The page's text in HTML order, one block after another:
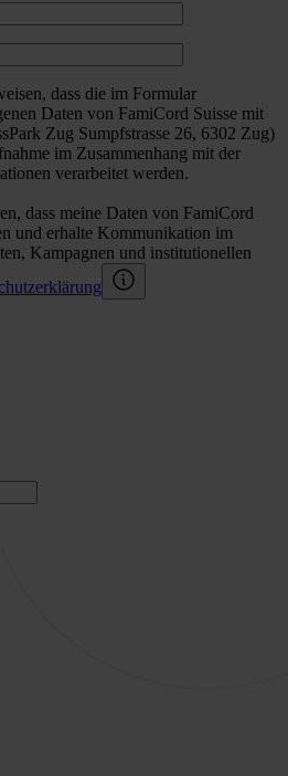
dass die im Formular
Daten von FamiCord Suisse mit
Zug Sumpfstrasse 26, 6302 Zug)
im Zusammenhang mit der
verarbeitet werden.
dass meine Daten von FamiCord
und erhalte Kommunikation im
Kampagnen und institutionellen